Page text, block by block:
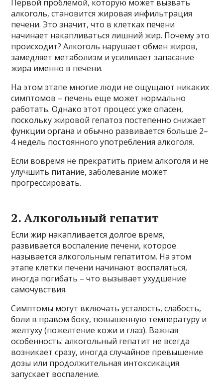
Первой проблемой, которую может вызвать
алкоголь, становится жировая инфильтрация
печени. Это значит, что в клетках печени
начинает накапливаться лишний жир. Почему это
происходит? Алкоголь нарушает обмен жиров,
замедляет метаболизм и усиливает запасание
жира именно в печени.
На этом этапе многие люди не ощущают никаких
симптомов – печень еще может нормально
работать. Однако этот процесс уже опасен,
поскольку жировой гепатоз постепенно снижает
функции органа и обычно развивается больше 2–
4 недель постоянного употребления алкоголя.
Если вовремя не прекратить прием алкоголя и не
улучшить питание, заболевание может
прогрессировать.
2. Алкогольный гепатит
Если жир накапливается долгое время,
развивается воспаление печени, которое
называется алкогольным гепатитом. На этом
этапе клетки печени начинают воспаляться,
иногда погибать – что вызывает ухудшение
самочувствия.
Симптомы могут включать усталость, слабость,
боли в правом боку, повышенную температуру и
желтуху (пожелтение кожи и глаз). Важная
особенность: алкогольный гепатит не всегда
возникает сразу, иногда случайное превышение
дозы или продолжительная интоксикация
запускает воспаление.